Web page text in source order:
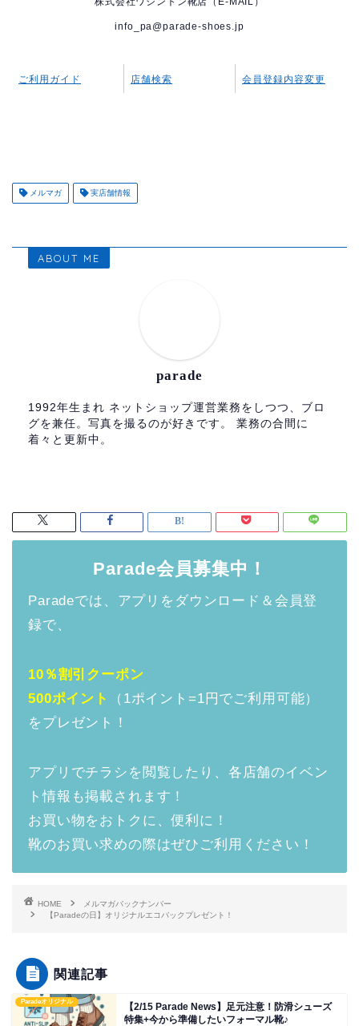
info_pa@parade-shoes.jp
ご利用ガイド 店舗検索 会員登録内容変更
メルマガ 実店舗情報
ABOUT ME
parade
1992年生まれ ネットショップ運営業務をしつつ、ブロ
グを兼任。写真を撮るのが好きです。 業務の合間に
着々と更新中。
Parade会員募集中！
Paradeでは、アプリをダウンロード＆会員登
録で、
10％割引クーポン
500ポイント
（1ポイント=1円でご利用可能）
をプレゼント！
アプリでチラシを閲覧したり、各店舗のイベン
ト情報も掲載されます！
お買い物をおトクに、便利に！
靴のお買い求めの際はぜひご利用ください！
HOME
メルマガバックナンバー
【Paradeの日】オリジナルエコバックプレゼント！
関連記事
Paradeオリジナル
【2/15 Parade News】足元注意！防滑シューズ
特集+今から準備したいフォーマル靴♪